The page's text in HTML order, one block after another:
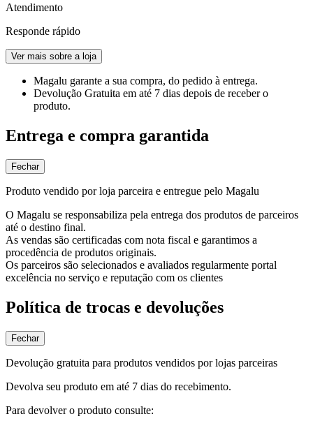
Atendimento
Responde rápido
Ver mais sobre a loja
Magalu garante a sua compra, do pedido à entrega.
Devolução Gratuita em até 7 dias depois de receber o
produto.
Entrega e compra garantida
Fechar
Produto vendido por loja parceira e entregue pelo Magalu
O Magalu se responsabiliza pela entrega dos produtos de parceiros
até o destino final.
As vendas são certificadas com nota fiscal e garantimos a
procedência de produtos originais.
Os parceiros são selecionados e avaliados regularmente portal
excelência no serviço e reputação com os clientes
Política de trocas e devoluções
Fechar
Devolução gratuita para produtos vendidos por lojas parceiras
Devolva seu produto em até 7 dias do recebimento.
Para devolver o produto consulte: